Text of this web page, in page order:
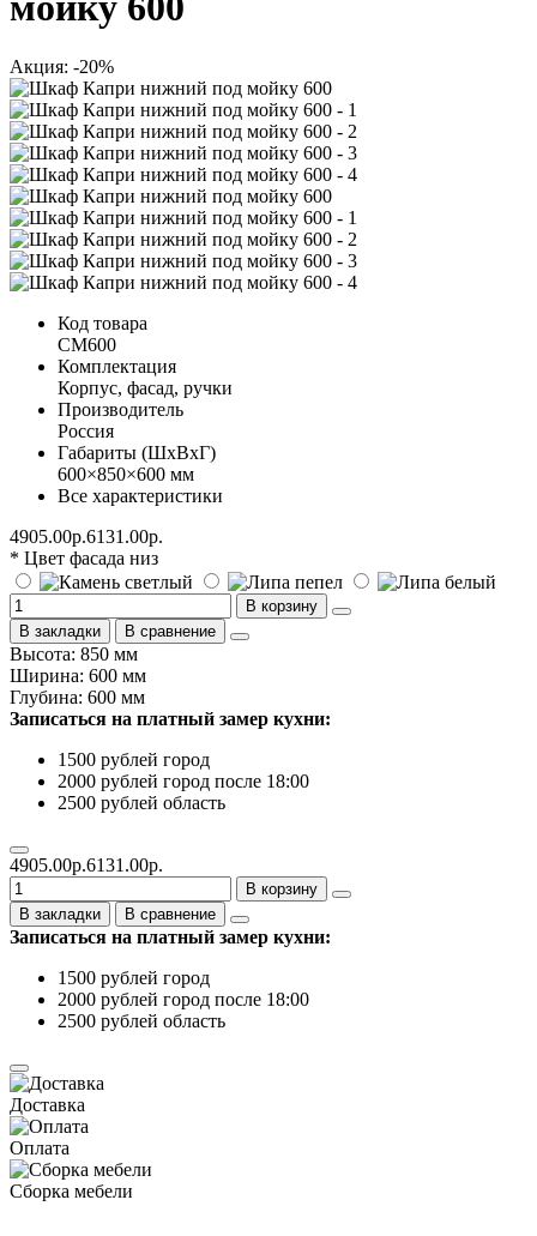
Акция: -20%
Код товара
СМ600
Комплектация
Корпус, фасад, ручки
Производитель
Россия
Габариты (ШхВхГ)
600×850×600 мм
Все характеристики
4905.00р.6131.00р.
* Цвет фасада низ
В корзину
В закладки
В сравнение
Высота: 850 мм
Ширина: 600 мм
Глубина: 600 мм
Записаться на платный замер кухни:
1500 рублей город
2000 рублей город после 18:00
2500 рублей область
4905.00р.6131.00р.
В корзину
В закладки
В сравнение
Записаться на платный замер кухни:
1500 рублей город
2000 рублей город после 18:00
2500 рублей область
Доставка
Оплата
Сборка мебели